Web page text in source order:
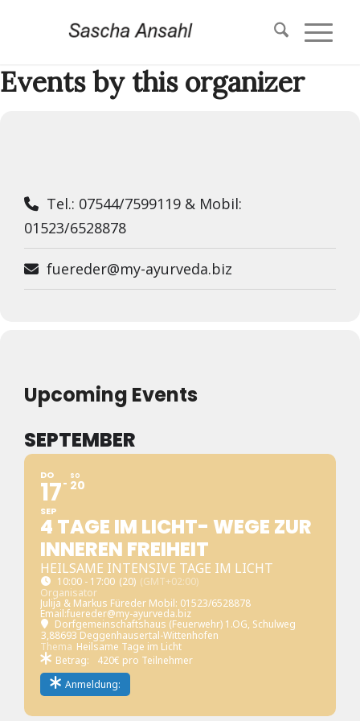
Events by this organizer
Tel.: 07544/7599119 & Mobil:
01523/6528878
fuereder@my-ayurveda.biz
Upcoming Events
SEPTEMBER
DO
17
SEP
SO
20
4 TAGE IM LICHT- WEGE ZUR
INNEREN FREIHEIT
HEILSAME INTENSIVE TAGE IM LICHT
10:00 - 17:00 (20) (GMT+02:00)
Organisator
Julija & Markus Füreder Mobil: 01523/6528878
Email:fuereder@my-ayurveda.biz
Dorfgemeinschaftshaus (Feuerwehr) 1.OG, Schulweg
3,88693 Deggenhausertal-Wittenhofen
Thema Heilsame Tage im Licht
Betrag:
420€ pro Teilnehmer
Anmeldung: